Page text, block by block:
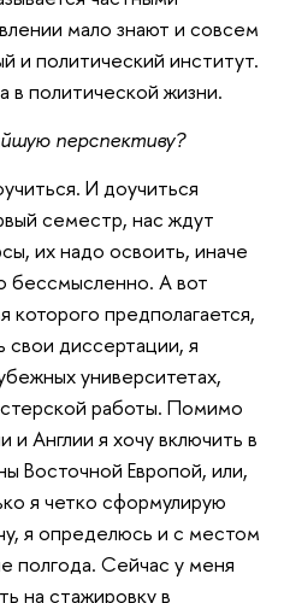
мало знают и совсем
и политический институт.
в политической жизни.
перспективу?
И доучиться
семестр, нас ждут
их надо освоить, иначе
бессмысленно. А вот
предполагается,
свои диссертации, я
университетах,
работы. Помимо
Англии я хочу включить в
Восточной Европой, или,
я четко сформулирую
я определюсь и с местом
полгода. Сейчас у меня
на стажировку в